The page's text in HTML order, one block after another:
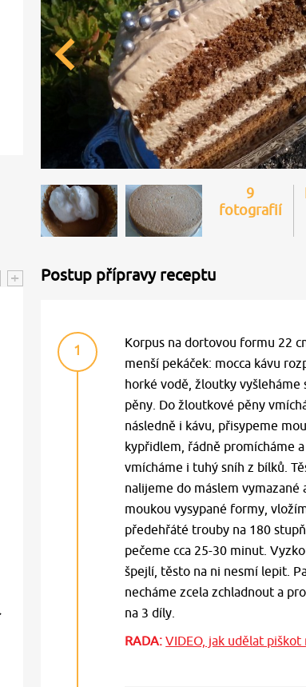
9
fotografií
Postup přípravy receptu
1
Korpus na dortovou formu 22
menší pekáček: mocca kávu
horké vodě, žloutky vyšleháme
pěny. Do žloutkové pěny
následně i kávu, přisypeme
kypřidlem, řádně promícháme
vmícháme i tuhý sníh z bílků.
nalijeme do máslem vymazané
moukou vysypané formy,
předehřáté trouby na 180
pečeme cca 25-30 minut.
špejlí, těsto na ni nesmí lepit.
necháme zcela zchladnout a
na 3 díly.
RADA:VIDEO, jak udělat piškot